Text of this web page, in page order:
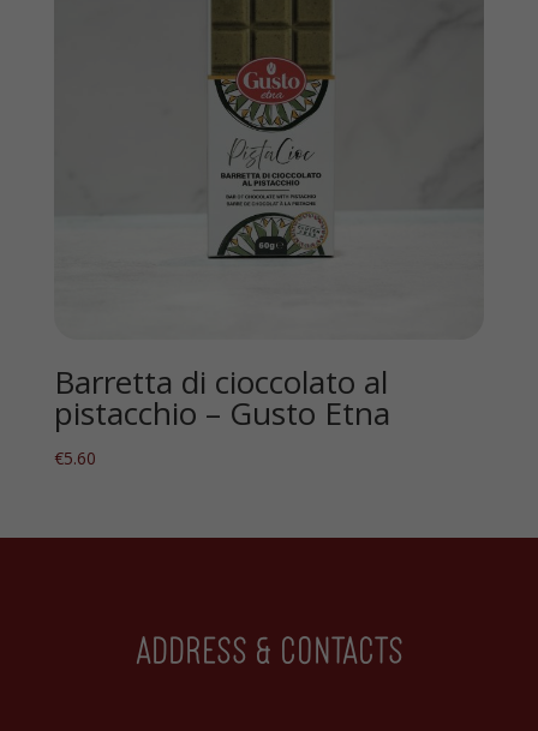
Barretta di cioccolato al
pistacchio – Gusto Etna
€5.60
Address & contacts